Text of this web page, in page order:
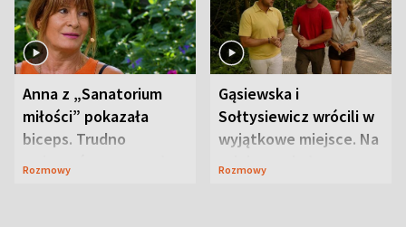
Anna z „Sanatorium
miłości” pokazała
biceps. Trudno
uwierzyć, co przeszła
Rozmowy
Gąsiewska i
Sołtysiewicz wrócili w
wyjątkowe miejsce. Na
szlaku czekał
Rozmowy